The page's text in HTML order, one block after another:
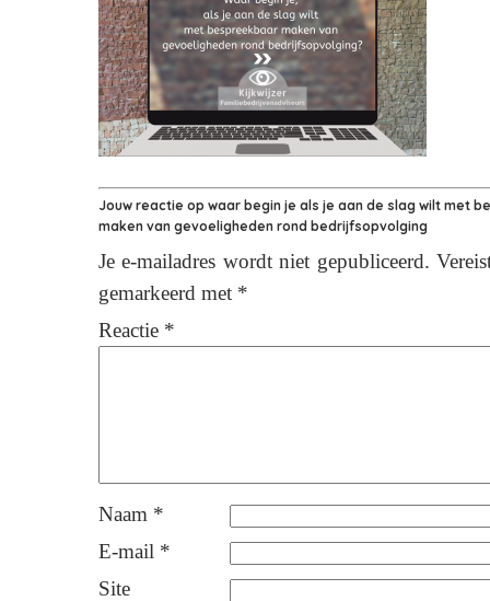
Jouw reactie op waar begin je als je aan de slag wilt met
maken van gevoeligheden rond bedrijfsopvolging
Je e-mailadres wordt niet gepubliceerd.
gemarkeerd met *
Reactie *
Naam *
E-mail *
Site